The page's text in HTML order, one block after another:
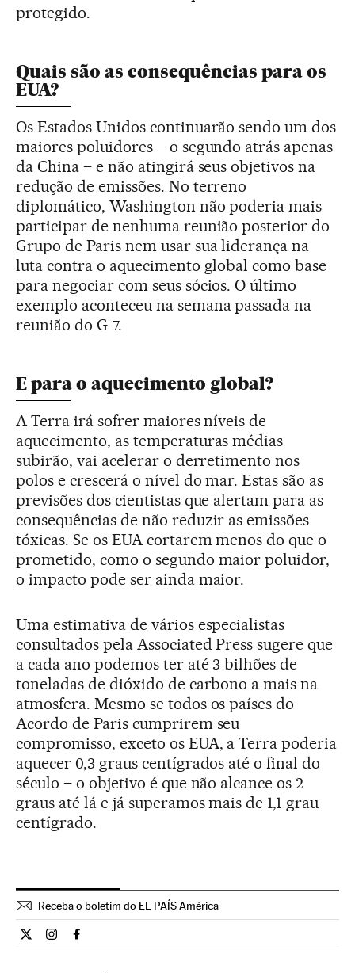
protegido.
Quais são as consequências para os
EUA?
Os Estados Unidos continuarão sendo um dos
maiores poluidores – o segundo atrás apenas
da China – e não atingirá seus objetivos na
redução de emissões. No terreno
diplomático, Washington não poderia mais
participar de nenhuma reunião posterior do
Grupo de Paris nem usar sua liderança na
luta contra o aquecimento global como base
para negociar com seus sócios. O último
exemplo aconteceu na semana passada na
reunião do G-7.
E para o aquecimento global?
A Terra irá sofrer maiores níveis de
aquecimento, as temperaturas médias
subirão, vai acelerar o derretimento nos
polos e crescerá o nível do mar. Estas são as
previsões dos cientistas que alertam para as
consequências de não reduzir as emissões
tóxicas. Se os EUA cortarem menos do que o
prometido, como o segundo maior poluidor,
o impacto pode ser ainda maior.
Uma estimativa de vários especialistas
consultados pela Associated Press sugere que
a cada ano podemos ter até 3 bilhões de
toneladas de dióxido de carbono a mais na
atmosfera. Mesmo se todos os países do
Acordo de Paris cumprirem seu
compromisso, exceto os EUA, a Terra poderia
aquecer 0,3 graus centígrados até o final do
século – o objetivo é que não alcance os 2
graus até lá e já superamos mais de 1,1 grau
centígrado.
Receba o boletim do EL PAÍS América
Internacional El País Brasil en Twitter
Internacional El País Brasil en Instagram
Internacional El País Brasil en Facebook